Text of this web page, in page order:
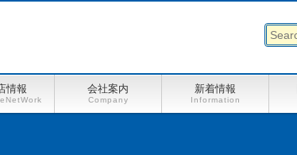
情報 会社案内
Company
新着情報
Information